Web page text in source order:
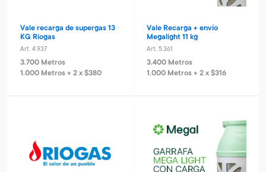
Vale recarga de supergas 13
KG Riogas
Art. 4.937
3.700 Metros
1.000 Metros + 2 x $380
Vale Recarga + envío
Megalight 11 kg
Art. 5.361
3.400 Metros
1.000 Metros + 2 x $316